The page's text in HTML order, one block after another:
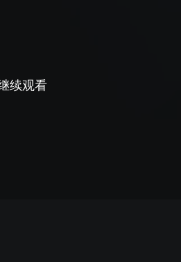
续观看